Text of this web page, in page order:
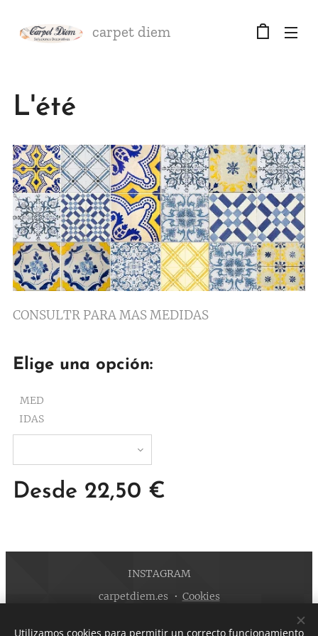
carpet diem
L'été
CONSULTR PARA MAS MEDIDAS
Elige una opción:
MED
IDAS
Desde 22,50 €
INSTAGRAM
carpetdiem.es
Cookies
Idiomas
Utilizamos cookies para permitir un correcto funcionamiento